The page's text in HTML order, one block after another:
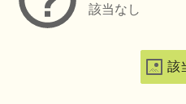
該当なし
該